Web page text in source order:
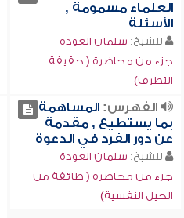
العلماء مسمومة ,
الأسئلة
للشيخ: سلمان العودة
جزء من محاضرة ( حقيقة
التطرف)
الفهرس:المساهمة
بما يستطيع , مقدمة
عن دور الفرد في الدعوة
للشيخ: سلمان العودة
جزء من محاضرة ( طائفة من
الحيل النفسية)